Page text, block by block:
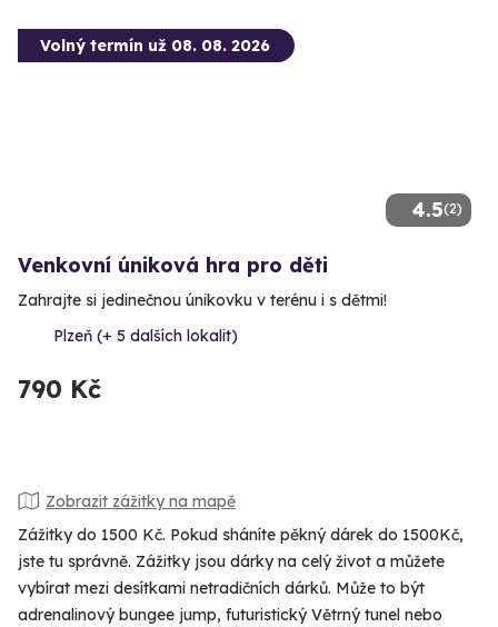
4.5(2)
Volný termín už 08. 08. 2026
Venkovní úniková hra pro děti
Zahrajte si jedinečnou únikovku v terénu i s dětmi!
Plzeň (+ 5 dalších lokalit)
790 Kč
Zobrazit zážitky na mapě
Zážitky do 1500 Kč. Pokud sháníte pěkný dárek do 1500Kč,
jste tu správně. Zážitky jsou dárky na celý život a můžete
vybírat mezi desítkami netradičních dárků. Může to být
adrenalinový bungee jump, futuristický Větrný tunel nebo